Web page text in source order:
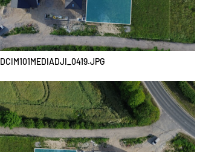
DCIM101MEDIADJI_0419.JPG